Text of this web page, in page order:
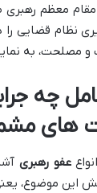
معظم رهبری
نظام قضایی را
و مصلحت، به
چه
های
عفو رهبری
این موضوع،